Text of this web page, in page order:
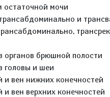
остаточной мочи
и
органов брюшной полости
головы и шеи
и вен нижних конечностей
и вен верхних конечностей